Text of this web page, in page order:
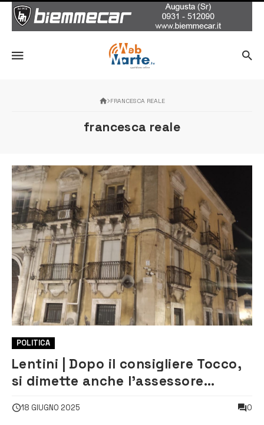
FRANCESCA REALE
francesca reale
POLITICA
Lentini | Dopo il consigliere Tocco,
si dimette anche l’assessore
18 GIUGNO 2025 0